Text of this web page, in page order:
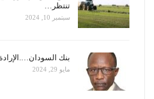
تنتظر…
سبتمبر 10, 2024
بنك
مايو 29, 2024